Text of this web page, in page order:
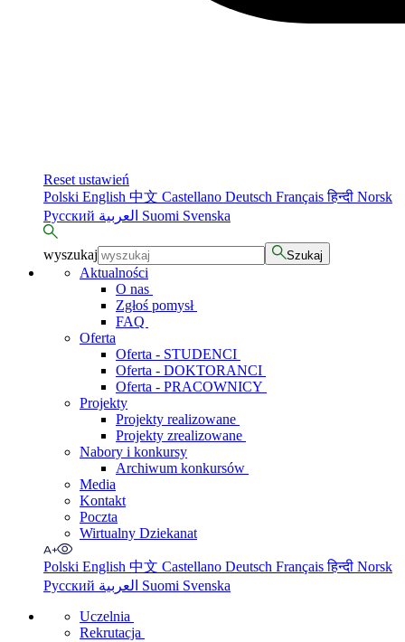
Reset ustawień
Polski English 中文 Castellano Deutsch Françaisहिन्दी Norsk
Русский
Suomi Svenska
wyszukaj Szukaj
Aktualności
O nas
Zgłoś pomysł
FAQ
Oferta
Oferta - STUDENCI
Oferta - DOKTORANCI
Oferta - PRACOWNICY
Projekty
Projekty realizowane
Projekty zrealizowane
Nabory i konkursy
Archiwum konkursów
Media
Kontakt
Poczta
Wirtualny Dziekanat
Polski English 中文 Castellano Deutsch Françaisहिन्दी Norsk
Русский
Suomi Svenska
Uczelnia
Rekrutacja